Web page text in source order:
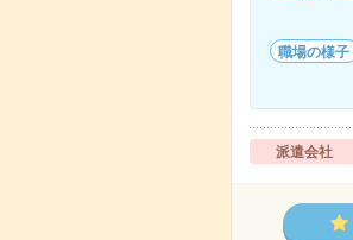
職場の様子
派遣会社